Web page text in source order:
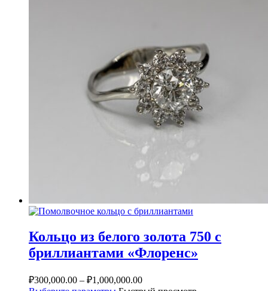
Кольцо из белого золота 750 с
бриллиантами «Флоренс»
₽300,000.00 – ₽1,000,000.00